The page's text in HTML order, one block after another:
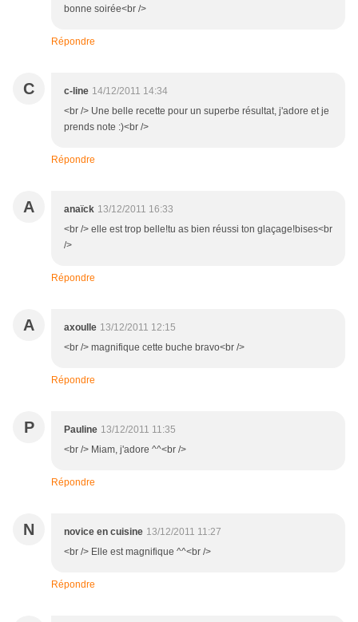
bonne soirée<br />
Répondre
C c-line 14/12/2011 14:34
<br /> Une belle recette pour un superbe résultat, j'adore et je
prends note :)<br />
Répondre
A anaïck 13/12/2011 16:33
<br /> elle est trop belle!tu as bien réussi ton glaçage!bises<br
/>
Répondre
A axoulle 13/12/2011 12:15
<br /> magnifique cette buche bravo<br />
Répondre
P Pauline 13/12/2011 11:35
<br /> Miam, j'adore ^^<br />
Répondre
N novice en cuisine 13/12/2011 11:27
<br /> Elle est magnifique ^^<br />
Répondre